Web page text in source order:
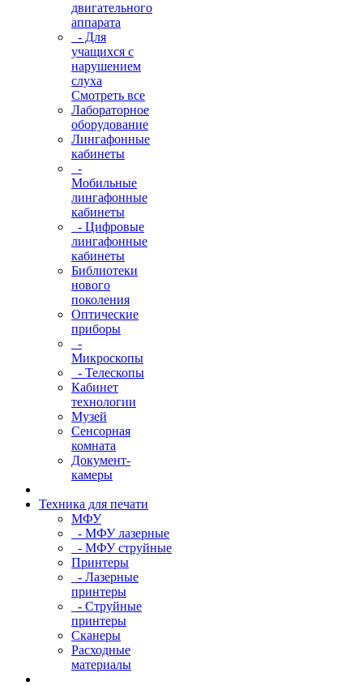
двигательного
аппарата
- Для
учащихся с
нарушением
слуха
Смотреть все
Лабораторное
оборудование
Лингафонные
кабинеты
-
Мобильные
лингафонные
кабинеты
- Цифровые
лингафонные
кабинеты
Библиотеки
нового
поколения
Оптические
приборы
-
Микроскопы
- Телескопы
Кабинет
технологии
Музей
Сенсорная
комната
Документ-
камеры
Техника для печати
МФУ
- МФУ лазерные
- МФУ струйные
Принтеры
- Лазерные
принтеры
- Струйные
принтеры
Сканеры
Расходные
материалы